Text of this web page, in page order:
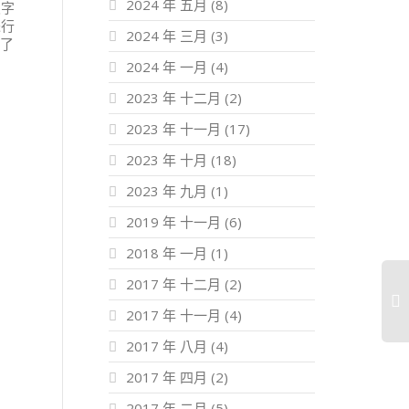
2024 年 五月 (8)
2024 年 三月 (3)
2024 年 一月 (4)
2023 年 十二月 (2)
2023 年 十一月 (17)
2023 年 十月 (18)
2023 年 九月 (1)
2019 年 十一月 (6)
2018 年 一月 (1)
2017 年 十二月 (2)
2017 年 十一月 (4)
2017 年 八月 (4)
2017 年 四月 (2)